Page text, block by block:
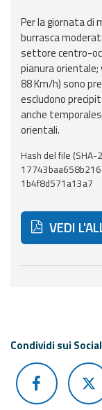
Report
Informazioni
utili
frequenti
Guida per gli
Il progetto
Allerta
Meteo
Per la giornata di
burrasca
settore centro-
pianura
88 Km/h) sono
escludono
anche
orientali.
Hash del file (SHA-
1b4f8d571a13a7
VEDI
Condividi sui